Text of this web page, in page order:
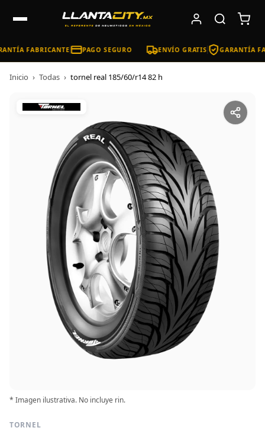
FABRICANTE PAGO SEGURO ENVÍO GRATIS GARANTÍA
Inicio › Todas › tornel real 185/60/r14 82 h
* Imagen ilustrativa. No incluye rin.
TORNEL